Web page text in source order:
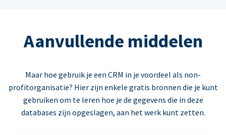
Aanvullende middelen
Maar hoe gebruik je een CRM in je voordeel als non-
profitorganisatie? Hier zijn enkele gratis bronnen die je kunt
gebruiken om te leren hoe je de gegevens die in deze
databases zijn opgeslagen, aan het werk kunt zetten.